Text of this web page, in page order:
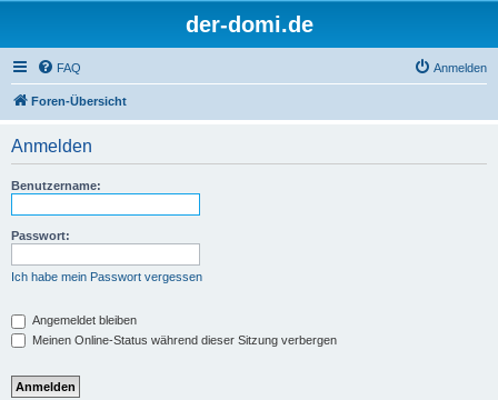
der-domi.de
FAQ Anmelden
Foren-Übersicht
Anmelden
Benutzername:
Passwort:
Ich habe mein Passwort vergessen
Angemeldet bleiben
Meinen Online-Status während dieser Sitzung verbergen